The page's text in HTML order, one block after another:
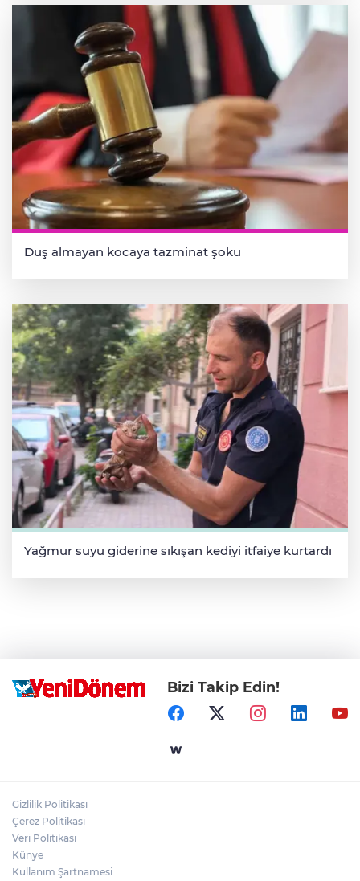
Duş almayan kocaya tazminat şoku
Yağmur suyu giderine sıkışan kediyi itfaiye kurtardı
Bizi Takip Edin!
Gizlilik Politikası
Çerez Politikası
Veri Politikası
Künye
Kullanım Şartnamesi